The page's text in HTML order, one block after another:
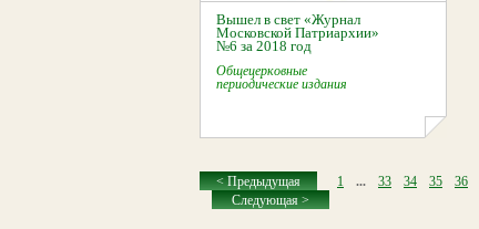
Вышел в свет «Журнал
Московской Патриархии»
№6 за 2018 год
Общецерковные
периодические издания
< Предыдущая 1 ... 33 34 35 36
Следующая >